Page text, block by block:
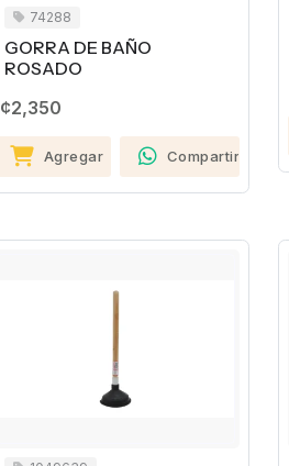
74288
GORRA DE BAÑO
ROSADO
¢2,350
Agregar Compartir